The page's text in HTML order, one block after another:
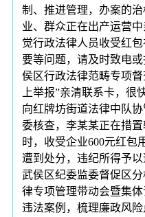
制、推进管理，办案的
业、群众正在出产运营
觉行政法律人员收受红
要等问题，请及时致电
侯区行政法律范畴专项
上举报”亲清联系卡，很
向红牌坊街道法律中队
委核查，李某某正在措
时，收受企业600元红包
遭到处分，违纪所得予以
武侯区纪委监委督促区
律专项管理带动会暨集
违法案例，梳理廉政风